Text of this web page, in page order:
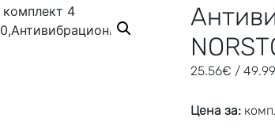
25.56€ /
Цена за: